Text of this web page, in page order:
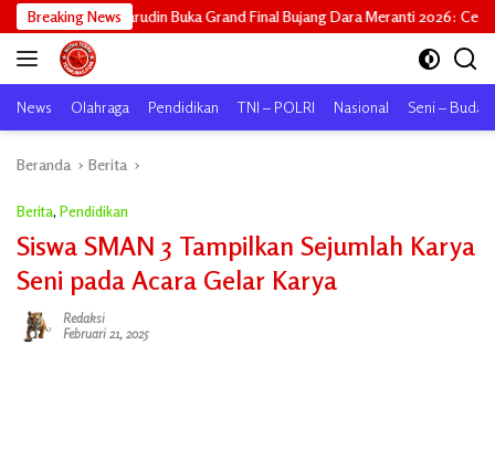
Langsung
ke
konten
Breaking News
Buka Grand Final Bujang Dara Meranti 2026: Cetak Generasi Unggul
News Olahraga Pendidikan TNI – POLRI Nasional Seni –
Beranda Berita
Berita, Pendidikan
Siswa SMAN 3 Tampilkan Sejumlah Karya
Seni pada Acara Gelar Karya
Redaksi
Februari 21, 2025